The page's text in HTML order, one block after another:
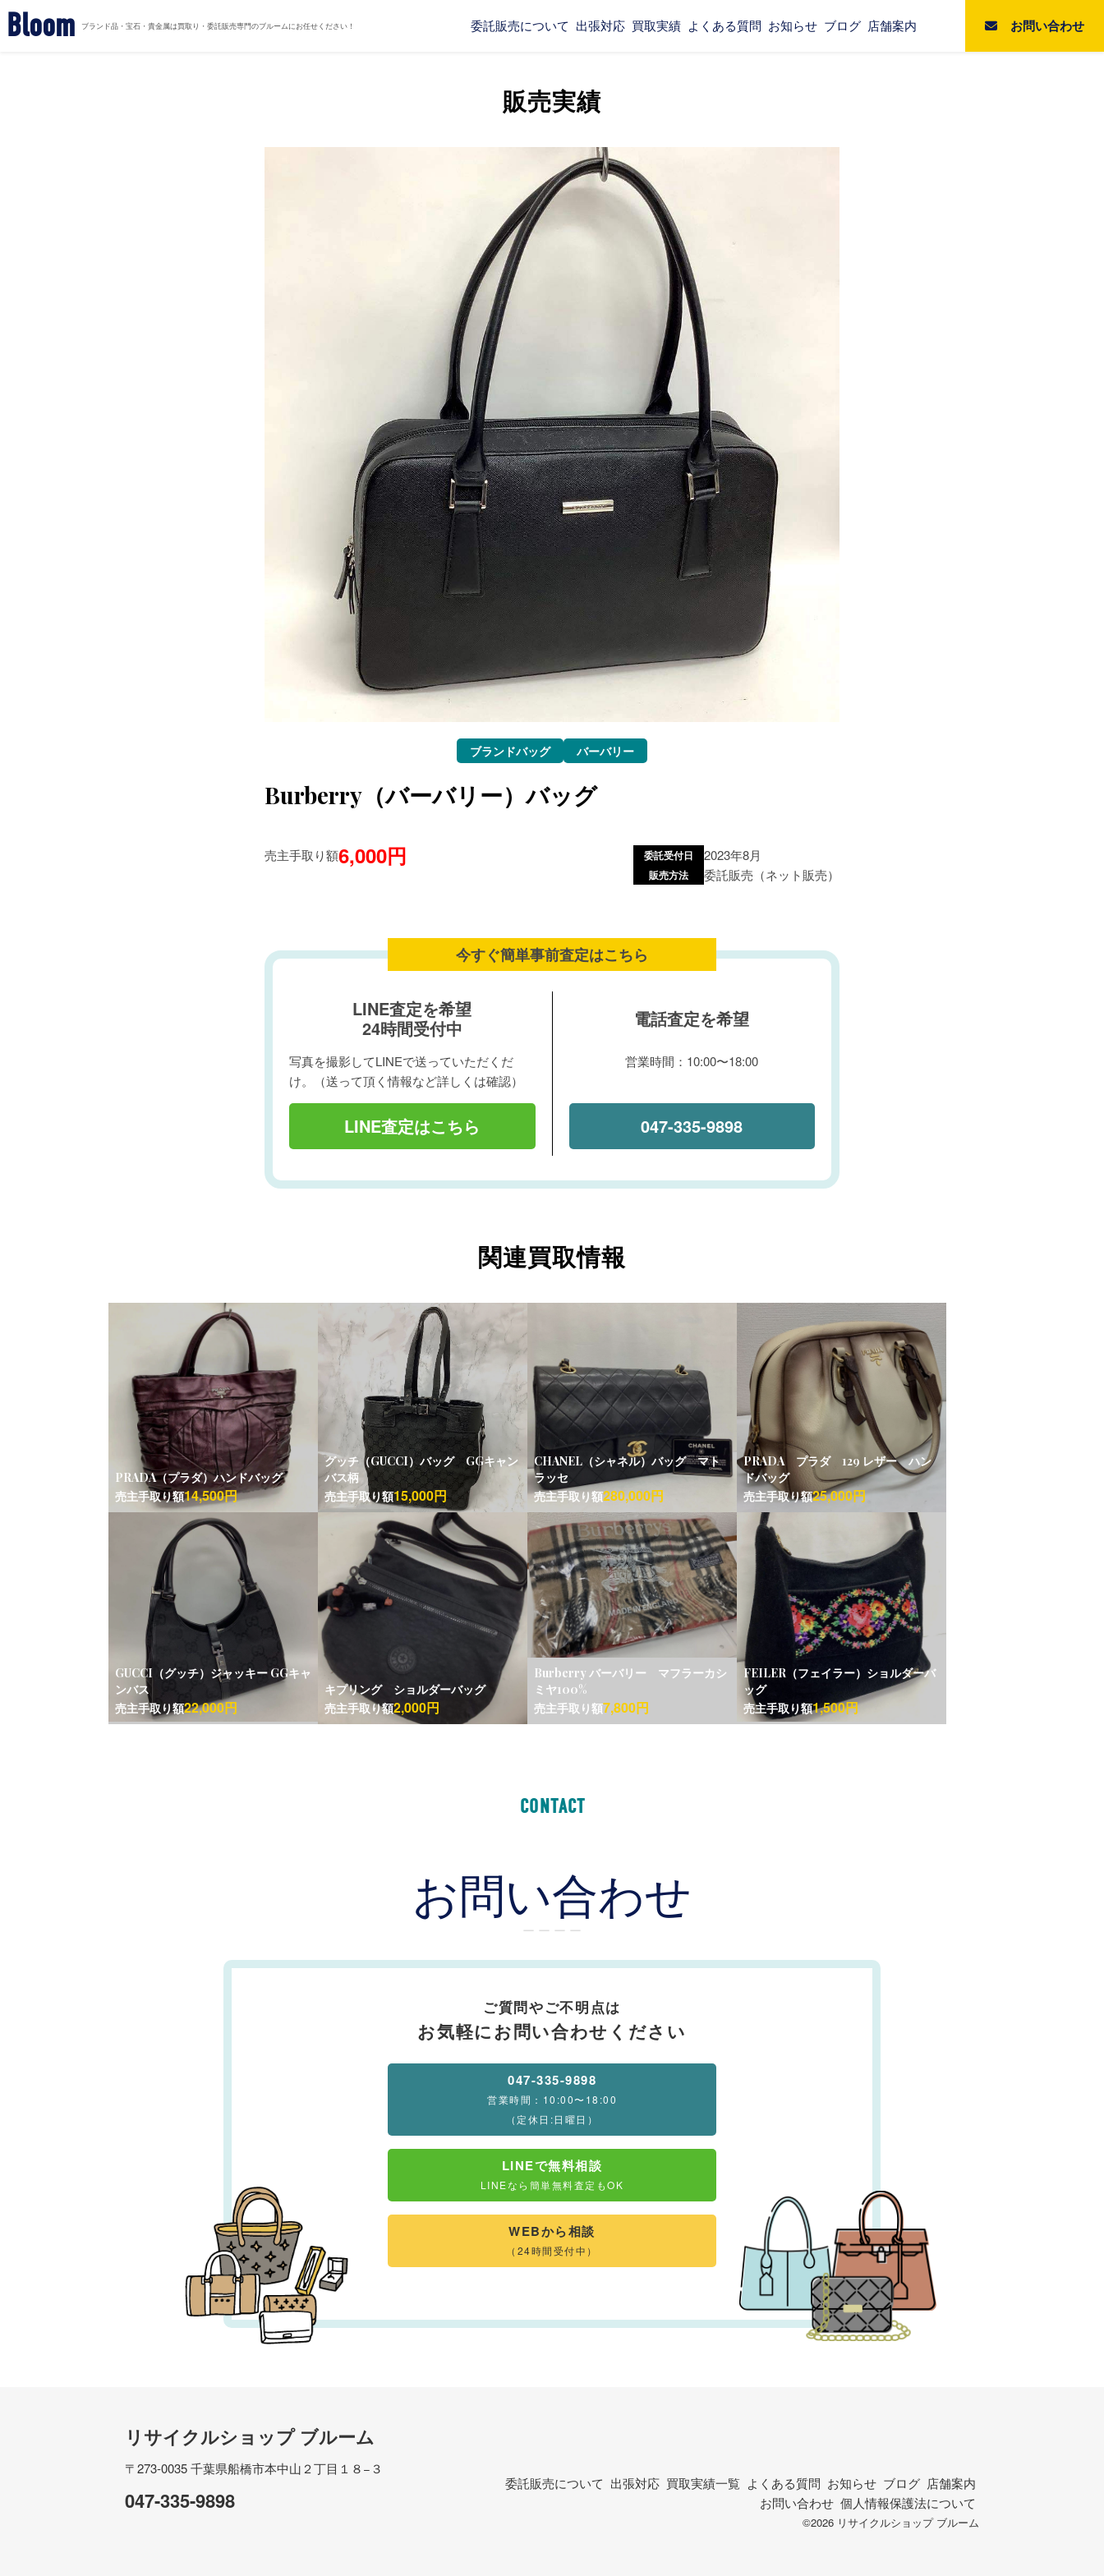
Bloom ブランド品・宝石・貴金属は買取り・委託販売専門のブルームにお任せください！ 委託販売について 出張対応 買取実績 よくある質問 お知らせ ブログ 店舗案内 お問い合わせ
販売実績
ブランドバッグ バーバリー
Burberry（バーバリー）バッグ
売主手取り額6,000円 委託受付日 2023年8月
販売方法 委託販売（ネット販売）
今すぐ簡単事前査定はこちら
LINE査定を希望
24時間受付中
写真を撮影してLINEで送っていただくだ
け。（送って頂く情報など詳しくは確認）
LINE査定はこちら
電話査定を希望
営業時間：10:00〜18:00
047-335-9898
関連買取情報
PRADA（プラダ）ハンドバッグ
売主手取り額14,500円
グッチ（GUCCI）バッグ GGキャン
バス柄
売主手取り額15,000円
CHANEL（シャネル）バッグ マト
ラッセ
売主手取り額280,000円
PRADA プラダ 129 レザー ハン
ドバッグ
売主手取り額25,000円
GUCCI（グッチ）ジャッキー GGキャ
ンバス
売主手取り額22,000円
キプリング ショルダーバッグ
売主手取り額2,000円
Burberry バーバリー マフラーカシ
ミヤ100%
売主手取り額7,800円
FEILER（フェイラー）ショルダーバ
ッグ
売主手取り額1,500円
CONTACT
お問い合わせ
ー ー ー ー
ご質問やご不明点は
お気軽にお問い合わせください
047-335-9898
営業時間：10:00〜18:00
（定休日:日曜日）
LINEで無料相談
LINEなら簡単無料査定もOK
WEBから相談
（24時間受付中）
リサイクルショップ ブルーム
〒273-0035千葉県船橋市本中山２丁目１８−３
047-335-9898
委託販売について 出張対応 買取実績一覧 よくある質問 お知らせ ブログ 店舗案内
お問い合わせ 個人情報保護法について
©2026 リサイクルショップ ブルーム